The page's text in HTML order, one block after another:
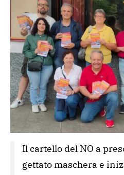
Il cartello del NO a
gettato maschera e